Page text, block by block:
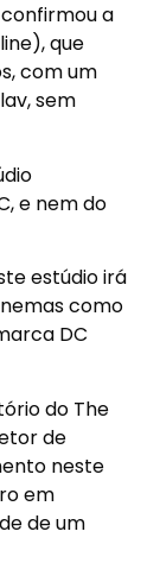
a
que
com um
sem
e nem do
estúdio irá
como
DC
do The
de
neste
em
de um